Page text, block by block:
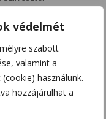
védelmét
szabott
valamint a
használunk.
hozzájárulhat a
kutatócsoport
…